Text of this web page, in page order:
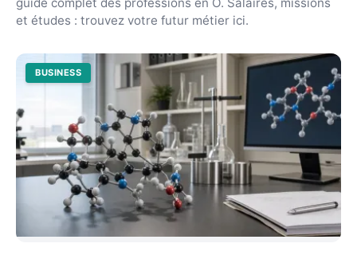
et études : trouvez votre futur métier ici.
BUSINESS